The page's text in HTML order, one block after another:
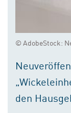
© AdobeStock:
den